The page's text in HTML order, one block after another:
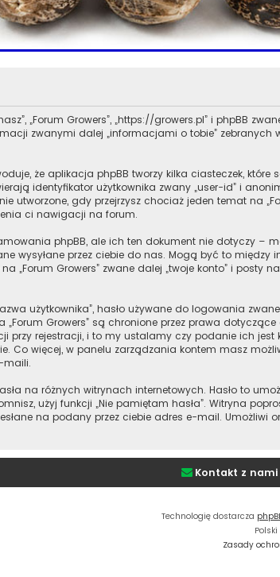
„Forum Growers”, „https://growers.pl” i phpBB
zwanymi dalej „informacjami o tobie”
że aplikacja phpBB tworzy kilka ciasteczek, które
identyfikator użytkownika zwany „user-id” i
utworzone, gdy przejrzysz chociaż jeden temat na
ci nawigacji na forum.
phpBB, ale ich ten dokument nie dotyczy –
wysyłane przez ciebie do nas. Mogą być to między
„Forum Growers” zwane dalej „twoje konto” i posty
użytkownika”, hasło używane do logowania zwane
Growers” są chronione przez prawa
rejestracji, i to my ustalamy czy podanie ich jest
Co więcej, w panelu zarządzania kontem masz
maili.
na różnych witrynach internetowych. Hasło to
użyj funkcji „Nie pamiętam hasła”. Witryna
na podany przez ciebie adres e-mail. Umożliwi
Kontakt z nami
Technologię dostarcza
Zasady